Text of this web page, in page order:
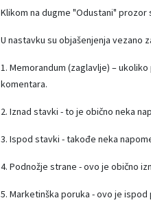
Klikom na dugme "Odustani"
U nastavku su objašenjenja vezano
1. Memorandum (zaglavlje) –
komentara.
2. Iznad stavki - to je obično neka
3. Ispod stavki - takođe neka
4. Podnožje strane - ovo je obično
5. Marketinška poruka - ovo je